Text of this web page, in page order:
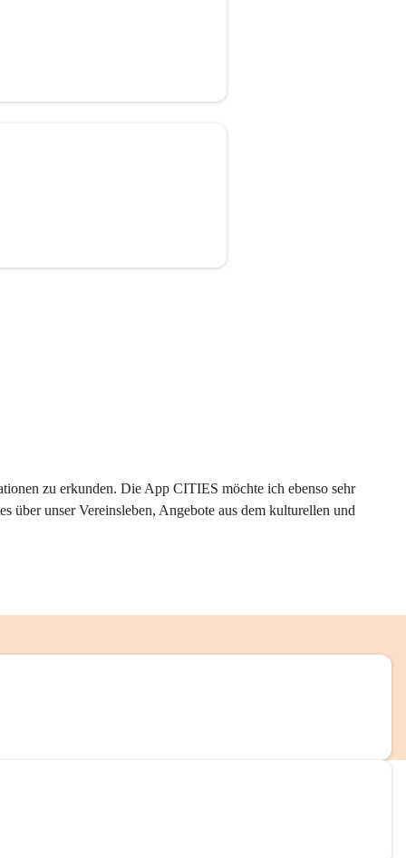
zu erkunden. Die App CITIES möchte ich ebenso sehr
über unser Vereinsleben, Angebote aus dem kulturellen und